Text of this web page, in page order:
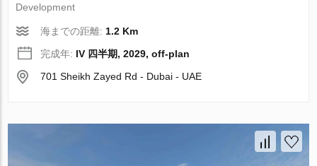
Development
海までの距離: 1.2 Km
完成年: IV 四半期, 2029, off-plan
701 Sheikh Zayed Rd - Dubai - UAE